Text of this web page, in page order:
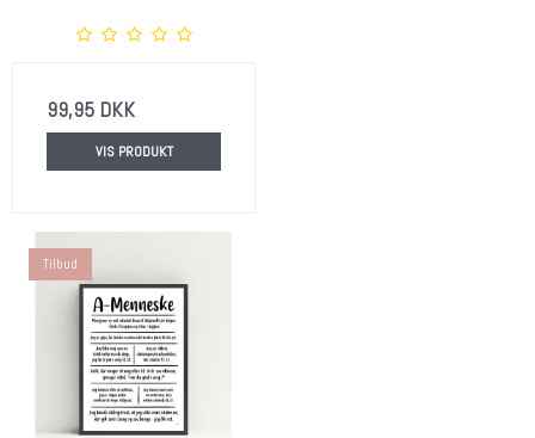
99,95 DKK
VIS PRODUKT
Tilbud